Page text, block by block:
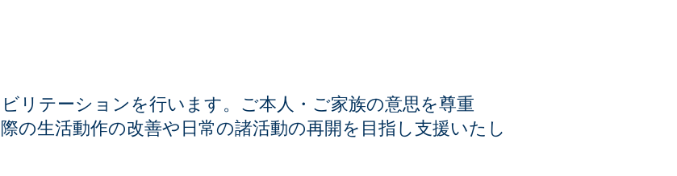
リテーションを行います。ご本人・ご家族の意思を尊重
の生活動作の改善や日常の諸活動の再開を目指し支援いたし